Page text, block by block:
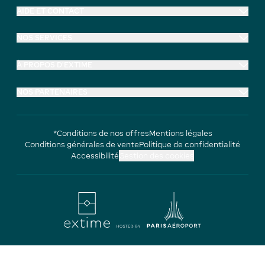
*Conditions de nos offresMentions légales
Conditions générales de ventePolitique de confidentialité
Accessibilité